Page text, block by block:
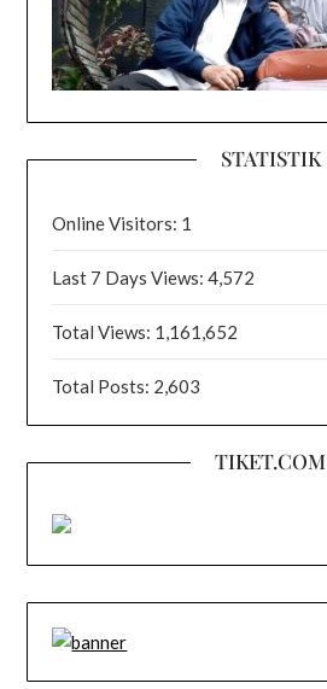
STATISTIK
Online Visitors: 1
Last 7 Days Views:4,572
Total Views: 1,161,652
Total Posts: 2,603
TIKET.COM